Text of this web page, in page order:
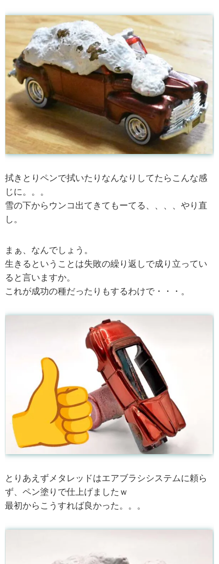
拭きとりペンで拭いたりなんなりしてたらこんな感
じに。。。
雪の下からウンコ出てきてもーてる、、、、やり直
し。
まぁ、なんでしょう。
生きるということは失敗の繰り返しで成り立ってい
ると言いますか。
これが成功の種だったりもするわけで・・・。
とりあえずメタレッドはエアブラシシステムに頼ら
ず、ペン塗りで仕上げましたｗ
最初からこうすれば良かった。。。